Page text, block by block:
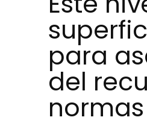
para
del
normas